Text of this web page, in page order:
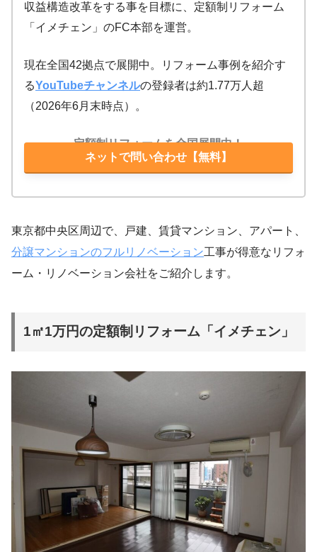
収益構造改革をする事を目標に、定額制リフォーム
「イメチェン」のFC本部を運営。
現在全国42拠点で展開中。リフォーム事例を紹介す
るYouTubeチャンネルの登録者は約1.77万人超
（2026年6月末時点）。
定額制リフォームを全国展開中！
ネットで問い合わせ【無料】
東京都中央区周辺で、戸建、賃貸マンション、アパート、
分譲マンションのフルリノベーション工事が得意なリフォ
ーム・リノベーション会社をご紹介します。
1㎡1万円の定額制リフォーム「イメチェン」